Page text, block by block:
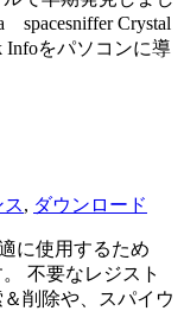
spacesniffer Crystal
Infoをパソコンに導
ス, ダウンロード
に使用するため
不要なレジスト
削除や、スパイウ